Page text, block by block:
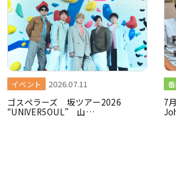
イベント 2026.07.11
ゴスペラーズ 坂ツアー2026
“UNIVER5OUL” 山…
7